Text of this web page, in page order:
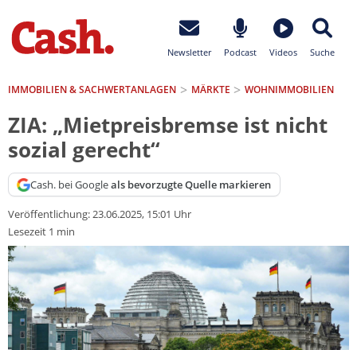
Newsletter Podcast Videos Suche
IMMOBILIEN & SACHWERTANLAGEN MÄRKTE WOHNIMMOBILIEN
ZIA: „Mietpreisbremse ist nicht
sozial gerecht“
Cash. bei Googleals bevorzugte Quelle markieren
Veröffentlichung:23.06.2025, 15:01 Uhr
Lesezeit 1 min